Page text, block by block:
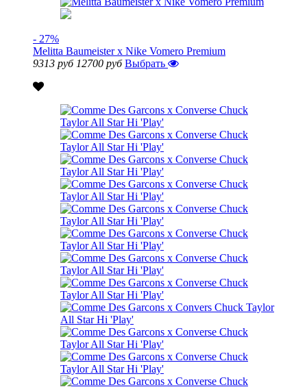
- 27%
Melitta Baumeister x Nike Vomero Premium
9313 руб 12700 руб Выбрать